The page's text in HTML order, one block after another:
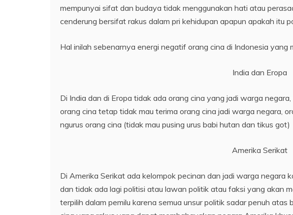
mempunyai sifat dan budaya tidak menggunakan hati atau
cenderung bersifat rakus dalam pri kehidupan apapun apakah itu
Hal inilah sebenarnya energi negatif orang cina di Indonesia yang
India dan Eropa
Di India dan di Eropa tidak ada orang cina yang jadi warga
orang cina tetap tidak mau terima orang cina jadi warga negara,
ngurus orang cina (tidak mau pusing urus babi hutan dan tikus got)
Amerika Serikat
Di Amerika Serikat ada kelompok pecinan dan jadi warga negara
dan tidak ada lagi politisi atau lawan politik atau faksi yang akan
terpilih dalam pemilu karena semua unsur politik sadar penuh